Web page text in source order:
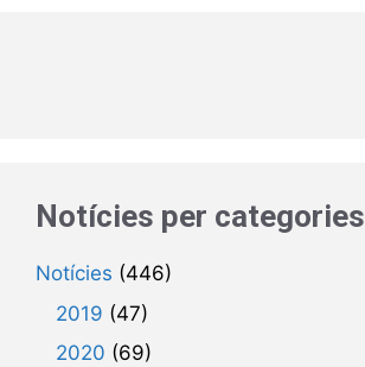
Notícies per categories
Notícies (446)
2019 (47)
2020 (69)